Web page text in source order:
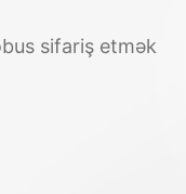
sifariş etmək